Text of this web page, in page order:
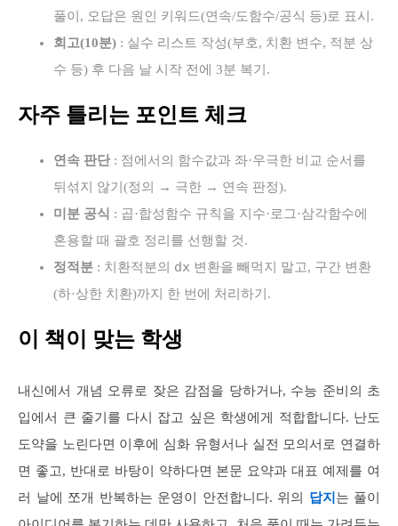
풀이, 오답은 원인 키워드(연속/도함수/공식 등)로 표시.
회고(10분) : 실수 리스트 작성(부호, 치환 변수, 적분 상
수 등) 후 다음 날 시작 전에 3분 복기.
자주 틀리는 포인트 체크
연속 판단: 점에서의 함수값과 좌·우극한 비교 순서를
뒤섞지 않기(정의 → 극한 → 연속 판정).
미분 공식 : 곱·합성함수 규칙을 지수·로그·삼각함수에
혼용할 때 괄호 정리를 선행할 것.
정적분 : 치환적분의 dx 변환을 빼먹지 말고, 구간 변환
(하·상한 치환)까지 한 번에 처리하기.
이 책이 맞는 학생
내신에서 개념 오류로 잦은 감점을 당하거나, 수능 준비의 초
입에서 큰 줄기를 다시 잡고 싶은 학생에게 적합합니다. 난도
도약을 노린다면 이후에 심화 유형서나 실전 모의서로 연결하
면 좋고, 반대로 바탕이 약하다면 본문 요약과 대표 예제를 여
러 날에 쪼개 반복하는 운영이 안전합니다. 위의 답지는 풀이